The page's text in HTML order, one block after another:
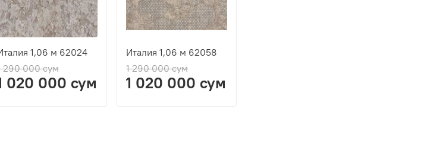
1,06 м 62024
290 000 сум
020 000 сум
Италия 1,06 м 62058
1 290 000 сум
1 020 000 сум